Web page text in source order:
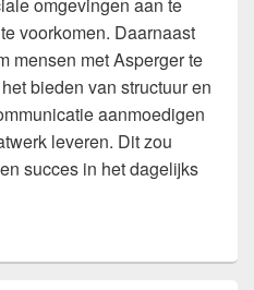
voorkomen. Daarnaast
mensen met Asperger te
bieden van structuur en
aanmoedigen
leveren. Dit zou
succes in het dagelijks
en ondersteunen van